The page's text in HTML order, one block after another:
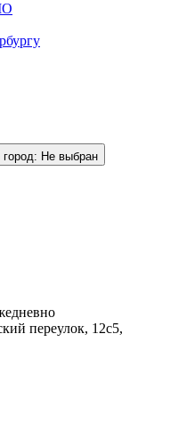
Не выбран
переулок, 12с5,